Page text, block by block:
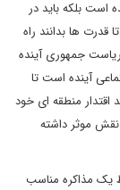
است بلکه باید در
قدرت ها بدانند راه
ریاست جمهوری آینده
آینده است تا
اقتدار منطقه ای خود
نقش موثر داشته
یک مذاکره مناسب